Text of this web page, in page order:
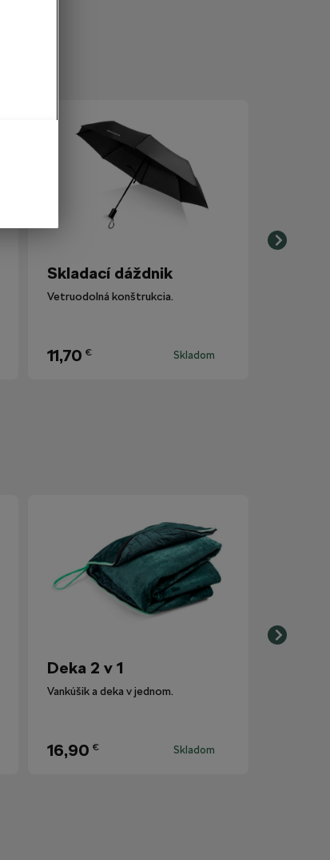
Skladací dáždnik
Vetruodolná konštrukcia.
11,70 € Skladom
Deka 2 v 1
Vankúšik a deka v jednom.
16,90 € Skladom